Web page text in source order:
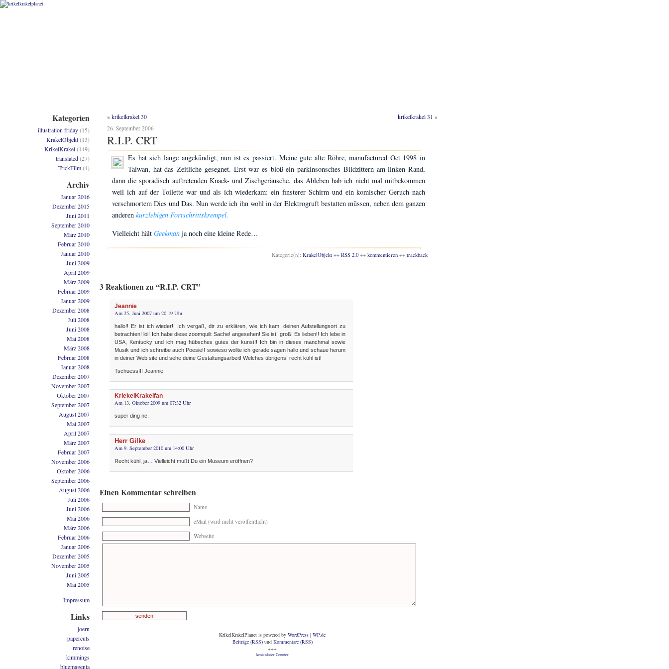
«krikelkrakel 30 krikelkrakel 31 »
26. September 2006
R.I.P. CRT
Es hat sich lange angekündigt, nun ist es passiert. Meine gute alte Röhre, manufactured Oct 1998 in
Taiwan, hat das Zeitliche gesegnet. Erst war es bloß ein parkinsonsches Bildzittern am linken Rand,
dann die sporadisch auftretenden Knack- und Zischgeräusche, das Ableben hab ich nicht mal mitbekommen
weil ich auf der Toilette war und als ich wiederkam: ein finsterer Schirm und ein komischer Geruch nach
verschmortem Dies und Das. Nun werde ich ihn wohl in der Elektrogruft bestatten müssen, neben dem ganzen
anderen kurzlebigen Fortschrittskrempel.
Vielleicht hält Geekman ja noch eine kleine Rede…
Kategorie(n): KrakelObjekt ++ RSS 2.0 ++ kommentieren ++ trackback
3 Reaktionen zu “R.I.P. CRT”
Jeannie
Am 25. Juni 2007 um 20:19 Uhr
hallo!! Er ist ich wieder!! Ich vergaß, dir zu erklären, wie ich kam, deinen Aufstellungsort zu
betrachten! lol! Ich habe diese zoomquilt Sache! angesehen! Sie ist! groß! Es lieben!! Ich lebe in
USA, Kentucky und ich mag hübsches gutes der kunst!! Ich bin in dieses manchmal sowie
Musik und ich schreibe auch Poesie!! sowieso wollte ich gerade sagen hallo und schaue herum
in deiner Web site und sehe deine Gestaltungsarbeit! Welches übrigens! recht kühl ist!
Tschuess!!! Jeannie
KriekelKrakelfan
Am 13. Oktober 2009 um 07:32 Uhr
super ding ne.
Herr Gilke
Am 9. September 2010 um 14:00 Uhr
Recht kühl, ja… Vielleicht mußt Du ein Museum eröffnen?
Einen Kommentar schreiben
Name
eMail (wird nicht veröffentlicht)
Webseite
Kategorien
illustration friday(15)
KrakelObjekt(13)
KrikelKrakel(149)
translated(27)
TrickFilm(4)
Archiv
Januar 2016
Dezember 2015
Juni 2011
September 2010
März 2010
Februar 2010
Januar 2010
Juni 2009
April 2009
März 2009
Februar 2009
Januar 2009
Dezember 2008
Juli 2008
Juni 2008
Mai 2008
März 2008
Februar 2008
Januar 2008
Dezember 2007
November 2007
Oktober 2007
September 2007
August 2007
Mai 2007
April 2007
März 2007
Februar 2007
November 2006
Oktober 2006
September 2006
August 2006
Juli 2006
Juni 2006
Mai 2006
März 2006
Februar 2006
Januar 2006
Dezember 2005
November 2005
Juni 2005
Mai 2005
Impressum
Links
joern
papercuts
renoise
kimmings
bluemagenta
KrikelKrakelPlanet is powered by WordPress | WP.de
Beiträge (RSS)und Kommentare (RSS)
+++
kostenloser Counter